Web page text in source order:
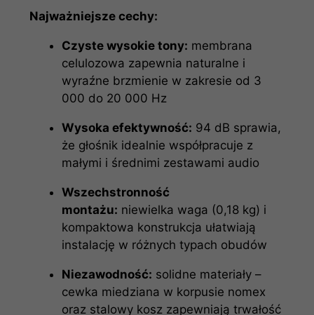
Najważniejsze cechy:
Czyste wysokie tony: membrana
celulozowa zapewnia naturalne i
wyraźne brzmienie w zakresie od 3
000 do 20 000 Hz
Wysoka efektywność: 94 dB sprawia,
że głośnik idealnie współpracuje z
małymi i średnimi zestawami audio
Wszechstronność
montażu: niewielka waga (0,18 kg) i
kompaktowa konstrukcja ułatwiają
instalację w różnych typach obudów
Niezawodność: solidne materiały –
cewka miedziana w korpusie nomex
oraz stalowy kosz zapewniają trwałość